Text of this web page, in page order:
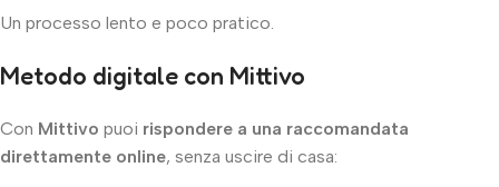
Un processo lento e poco pratico.
Metodo digitale con Mittivo
Con Mittivo puoi rispondere a una raccomandata
direttamente online, senza uscire di casa: